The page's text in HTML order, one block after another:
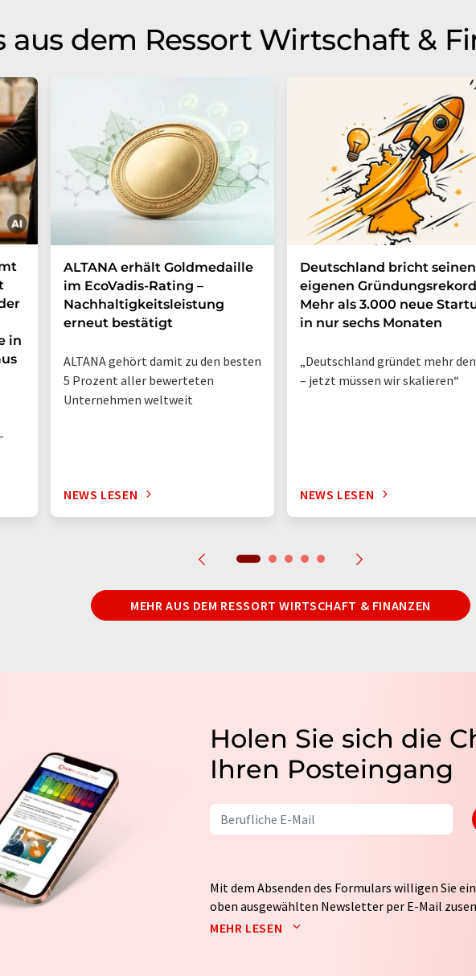
aus dem Ressort Wirtschaft &
in
ALTANA erhält Goldmedaille
im EcoVadis-Rating –
Nachhaltigkeitsleistung
erneut bestätigt
ALTANA gehört damit zu den besten
5 Prozent aller bewerteten
Unternehmen weltweit
NEWS LESEN
Deutschland bricht seinen
eigenen
Mehr als 3.000 neue
in nur sechs Monaten
„Deutschland gründet mehr
– jetzt müssen wir skalieren“
NEWS LESEN
MEHR AUS DEM RESSORT WIRTSCHAFT & FINANZEN
Holen Sie sich die
Ihren Posteingang
Mit dem Absenden des Formulars willigen Sie
oben ausgewählten Newsletter per E-Mail
weitergegeben. Die Speicherung und
MEHR LESEN